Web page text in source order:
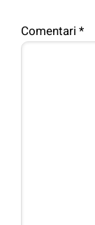
Comentari *